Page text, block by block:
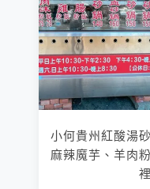
小何貴州紅酸湯
麻辣魔芋、羊肉